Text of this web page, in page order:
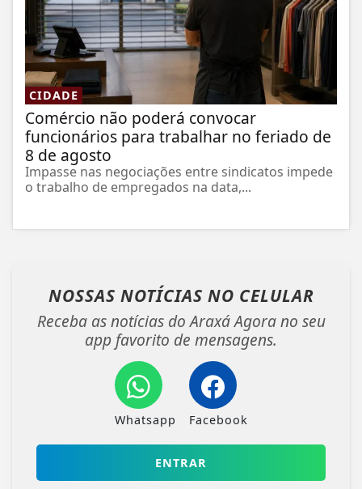
CIDADE
Comércio não poderá convocar
funcionários para trabalhar no feriado de
8 de agosto
Impasse nas negociações entre sindicatos impede
o trabalho de empregados na data,...
NOSSAS NOTÍCIAS NO CELULAR
Receba as notícias do Araxá Agora no seu
app favorito de mensagens.
Whatsapp Facebook
ENTRAR